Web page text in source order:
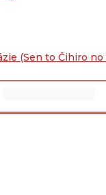
(Sen to Čihiro no